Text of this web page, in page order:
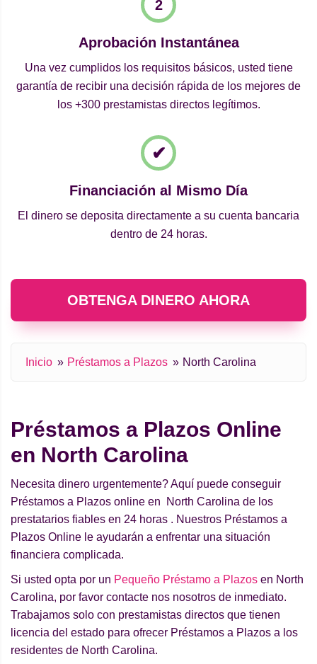
Aprobación Instantánea
Una vez cumplidos los requisitos básicos, usted tiene
garantía de recibir una decisión rápida de los mejores de
los +300 prestamistas directos legítimos.
Financiación al Mismo Día
El dinero se deposita directamente a su cuenta bancaria
dentro de 24 horas.
OBTENGA DINERO AHORA
Inicio Préstamos a Plazos North Carolina
Préstamos a Plazos Online
en North Carolina
Necesita dinero urgentemente? Aquí puede conseguir
Préstamos a Plazos online en North Carolina de los
prestatarios fiables en 24 horas . Nuestros Préstamos a
Plazos Online le ayudarán a enfrentar una situación
financiera complicada.
Si usted opta por un Pequeño Préstamo a Plazos en North
Carolina, por favor contacte nos nosotros de inmediato.
Trabajamos solo con prestamistas directos que tienen
licencia del estado para ofrecer Préstamos a Plazos a los
residentes de North Carolina.